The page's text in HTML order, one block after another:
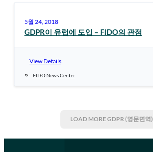
5월 24, 2018
GDPR이 유럽에 도입 – FIDO의 관점
View Details
FIDO News Center
LOAD MOREGDPR (영문면역)